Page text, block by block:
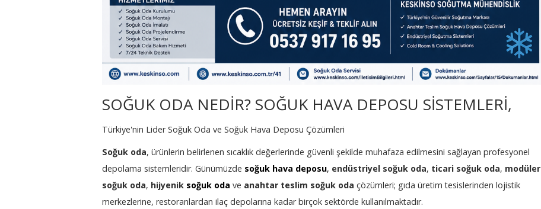
SOĞUK ODA NEDİR? SOĞUK HAVA DEPOSU SİSTEMLERİ,
Türkiye'nin Lider Soğuk Oda ve Soğuk Hava Deposu Çözümleri
Soğuk oda, ürünlerin belirlenen sıcaklık değerlerinde güvenli şekilde muhafaza edilmesini sağlayan profesyonel
depolama sistemleridir. Günümüzde soğuk hava deposu, endüstriyel soğuk oda, ticari soğuk oda, modüler
soğuk oda, hijyenik soğuk oda ve anahtar teslim soğuk oda çözümleri; gıda üretim tesislerinden lojistik
merkezlerine, restoranlardan ilaç depolarına kadar birçok sektörde kullanılmaktadır.